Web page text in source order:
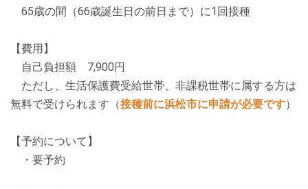
65歳の間（66歳誕生日の前日まで）に1回接種
【費用】
自己負担額 7,900円
ただし、生活保護費受給世帯、非課税世帯に属する方は
無料で受けられます（接種前に浜松市に申請が必要です）
【予約について】
・要予約